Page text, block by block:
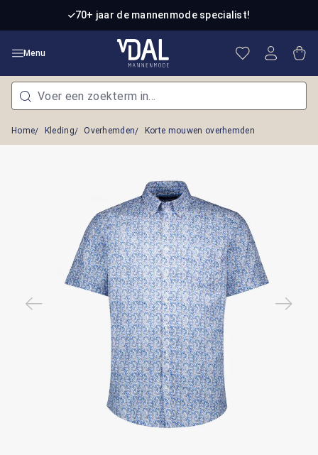
Ga naar de hoofdinhoud70+ jaar de mannenmode specialist!
Menu Je hebt 0
Home Kleding Overhemden Korte mouwen overhemden